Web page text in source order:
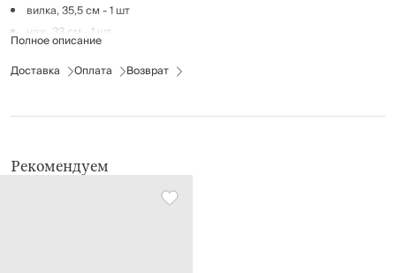
вилка, 35,5 см - 1 шт
нож, 33 см - 1 шт
кейс, 57х31,5 см - 1 шт
Материал: нержавеющая сталь, экокожа.
не использовать для ухода абразивные чистящие средства и
приборы можно мыть в посудомоечной машине
Полное описание
Доставка
Оплата Возврат
Рекомендуем